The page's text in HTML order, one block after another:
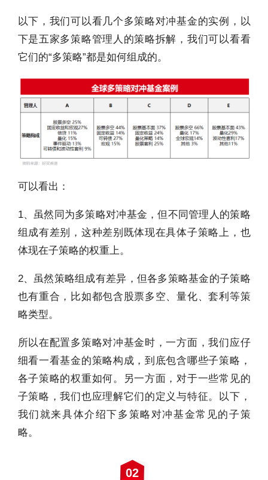
以下，我们可以看几个多策略对冲基金的实例，以
下是五家多策略管理人的策略拆解，我们可以看看
它们的“多策略”都是如何组成的。
可以看出：
1、虽然同为多策略对冲基金，但不同管理人的策略
组成有差别，这种差别既体现在具体子策略上，也
体现在子策略的权重上。
2、虽然策略组成有差异，但各多策略基金的子策略
也有重合，比如都包含股票多空、量化、套利等策
略类型。
所以在配置多策略对冲基金时，一方面，我们应仔
细看一看基金的策略构成，到底包含哪些子策略，
各子策略的权重如何。另一方面，对于一些常见的
子策略，我们也应理解它们的定义与特征。以下，
我们就来具体介绍下多策略对冲基金常见的子策
略。
02